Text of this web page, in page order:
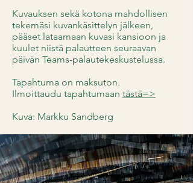
Kuvauksen sekä kotona mahdollisen
tekemäsi kuvankäsittelyn jälkeen,
pääset lataamaan kuvasi kansioon ja
kuulet niistä palautteen seuraavan
päivän Teams-palautekeskustelussa.
Tapahtuma on maksuton.
Ilmoittaudu tapahtumaan tästä=>
Kuva: Markku Sandberg